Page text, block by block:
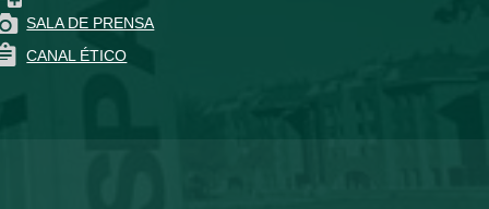
SALA DE PRENSA
CANAL ÉTICO